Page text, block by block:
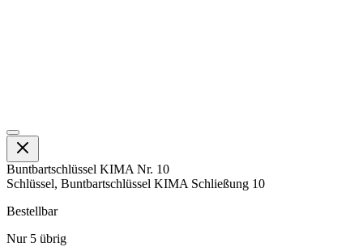
Buntbartschlüssel KIMA Nr. 10
Schlüssel, Buntbartschlüssel KIMA Schließung 10
Bestellbar
Nur 5 übrig